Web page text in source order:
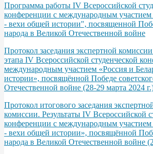
Программа работы IV Всероссийской
конференции с международным участием
- вехи общей истории", посвященной
народа в Великой Отечественной войне
Протокол заседания экспертной
этапа IV Всероссийской студенческой
международным участием «Россия и
истории», посвящённой Победе
Отечественной войне (28-29 марта 2024
Протокол итогового заседания
комиссии. Результаты IV Всероссийской
конференции с международным участием
- вехи общей истории», посвящённой
народа в Великой Отечественной войне